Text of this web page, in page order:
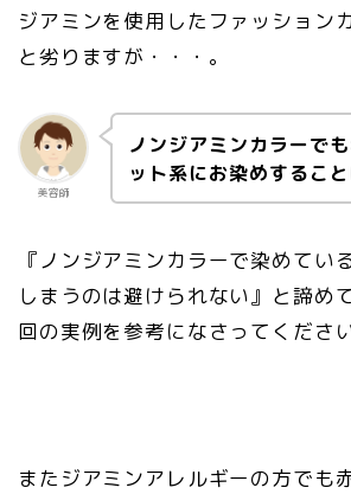
ジアミンを使用したファッション
と劣りますが・・・。
美容師
ノンジアミンカラーで
ット系にお染めすること
『ノンジアミンカラーで染めてい
しまうのは避けられない』と諦め
回の実例を参考になさってください
またジアミンアレルギーの方でも